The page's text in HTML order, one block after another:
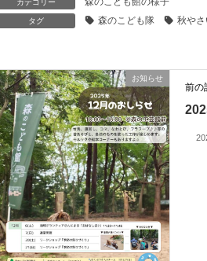
カテゴリー
タグ 森のこども隊 秋や
お知らせ
前の